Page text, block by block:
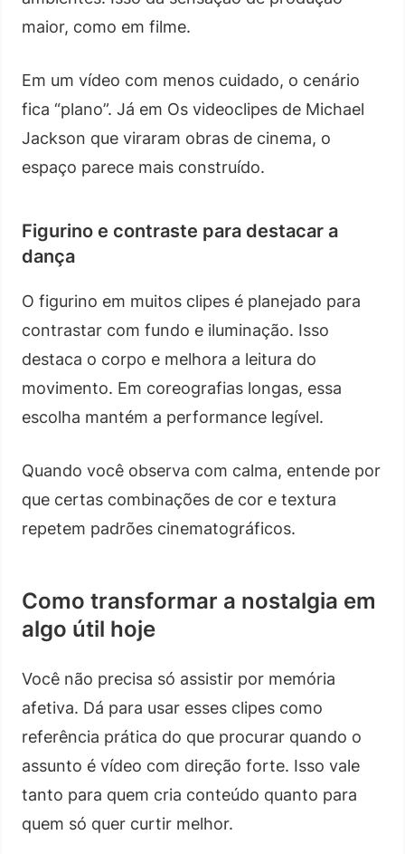
maior, como em filme.
Em um vídeo com menos cuidado, o cenário
fica “plano”. Já em Os videoclipes de Michael
Jackson que viraram obras de cinema, o
espaço parece mais construído.
Figurino e contraste para destacar a
dança
O figurino em muitos clipes é planejado para
contrastar com fundo e iluminação. Isso
destaca o corpo e melhora a leitura do
movimento. Em coreografias longas, essa
escolha mantém a performance legível.
Quando você observa com calma, entende por
que certas combinações de cor e textura
repetem padrões cinematográficos.
Como transformar a nostalgia em
algo útil hoje
Você não precisa só assistir por memória
afetiva. Dá para usar esses clipes como
referência prática do que procurar quando o
assunto é vídeo com direção forte. Isso vale
tanto para quem cria conteúdo quanto para
quem só quer curtir melhor.